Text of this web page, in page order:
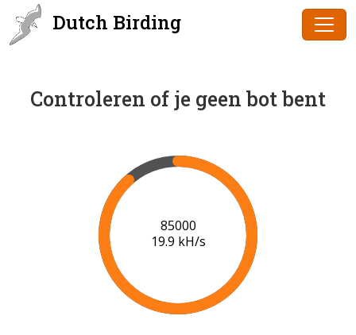
Dutch Birding
Controleren of je geen bot bent
87000
20.1 kH/s